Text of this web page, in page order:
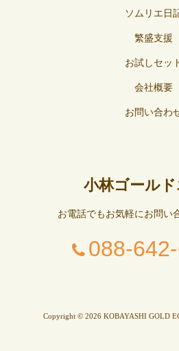
ソムリエ日
繁盛支援
お試しセッ
会社概要
お問い合わ
小林ゴール
お電話でもお気軽にお問い
088-
Copyright © 2026 KOBAYASHI GOLD